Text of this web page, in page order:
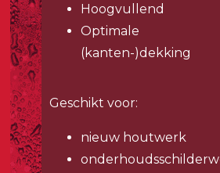
Hoogvullend
Optimale
(kanten-)dekking
Geschikt voor:
nieuw houtwerk